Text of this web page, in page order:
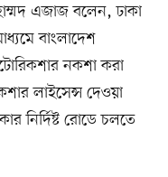
এজাজ বলেন, ঢাকা
বাংলাদেশ
নকশা করা
লাইসেন্স দেওয়া
নির্দিষ্ট রোডে চলতে